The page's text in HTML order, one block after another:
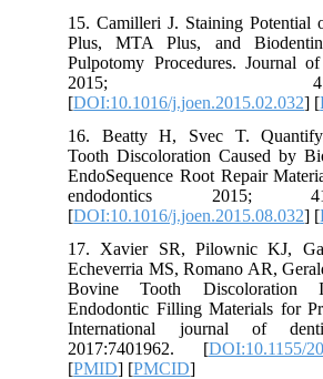
15. Camilleri J. Staining
Plus, MTA Plus, and
Pulpotomy Procedures. Journal
2015;
[DOI:10.1016/j.joen.2015.02.032
16. Beatty H, Svec T.
Tooth Discoloration Caused by
EndoSequence Root Repair
endodontics 2015;
[DOI:10.1016/j.joen.2015.08.032
17. Xavier SR, Pilownic KJ,
Echeverria MS, Romano AR,
Bovine Tooth Discoloration
Endodontic Filling Materials for
International journal of
2017:7401962. [DOI:10.1155/
[PMID] [PMCID